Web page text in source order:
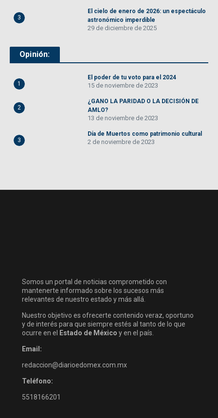
3
El cielo de enero de 2026: un espectáculo
astronómico imperdible
29 de diciembre de 2025
Opinión:
1
El poder de tu voto para el 2024
15 de noviembre de 2023
2
¿GANO LA PARIDAD O LA DECISIÓN DE
AMLO?
13 de noviembre de 2023
3
Día de Muertos como patrimonio cultural
2 de noviembre de 2023
Somos un portal de noticias comprometido con
mantenerte informado sobre los sucesos más
relevantes de nuestro estado y más allá.
Nuestro objetivo es ofrecerte contenido veraz, oportuno
y de interés para que siempre estés al tanto de lo que
ocurre en el
Estado de México y en el país.
Email:
redaccion@diarioedomex.com.mx
Teléfono:
5518166201